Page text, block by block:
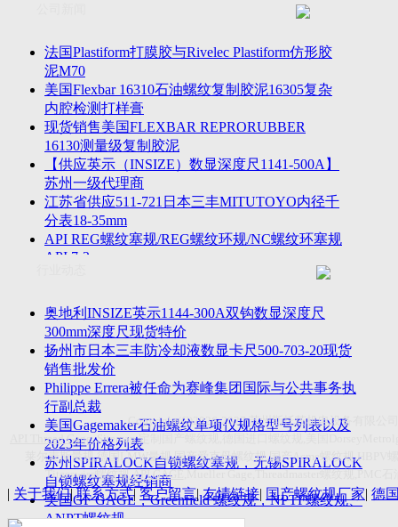
士TESA测高仪、德国Mahr马尔粗糙度仪、数显深度尺、东精
影像仪、英国Zodiac gauge、英国Original Gauge螺纹规等。
法国Plastiform打膜胶与Rivelec Plastiform仿形胶
泥M70
美国Flexbar 16310石油螺纹复制胶泥16305复杂
内腔检测打样膏
现货销售美国FLEXBAR REPRORUBBER
16130测量级复制胶泥
【供应英示（INSIZE）数显深度尺1141-500A】
苏州一级代理商
江苏省供应511-721日本三丰MITUTOYO内径千
分表18-35mm
API REG螺纹塞规/REG螺纹环规/NC螺纹环塞规
API 7-2
苏州市万濠卧式投影仪CPJ-3020W/CPJ-4025W代
美国B2段差尺/间隙段差尺GAPSG/NMSG/GRIP-
004/CFM-095代理商
2023年美国Universal Punch圆度仪价格表，国产
定制跳动量仪
波音一季度营收增近三成超预期，近五年季度交
付数量首超空客
奥地利INSIZE英示1144-300A双钩数显深度尺
300mm深度尺现货特价
扬州市日本三丰防冷却液数显卡尺500-703-20现货
销售批发价
Philippe Errera被任命为赛峰集团国际与公共事务执
行副总裁
美国Gagemaker石油螺纹单项仪规格型号列表以及
2023年价格列表
苏州SPIRALOCK自锁螺纹塞规，无锡SPIRALOCK
自锁螺纹塞规经销商
美国GF GAGE，Greenfield 螺纹规，NPTF螺纹规、
ANPT螺纹规
Copyright(C)2026-2027苏州斯托茨机电设备有限公司
API Thread Gage, Sitemap,定制国产螺纹规
莱尔麦斯量规,德国 LMW量规,国产爱克母螺纹规 ,国产Acme 螺纹规,HBPV
Titecswiss螺纹规 ,API GAGE
| 关于我们|联系方式| 客户留言|友情链接| 国产螺纹规厂家| 德